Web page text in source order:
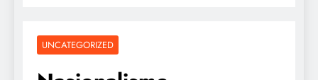
UNCATEGORIZED